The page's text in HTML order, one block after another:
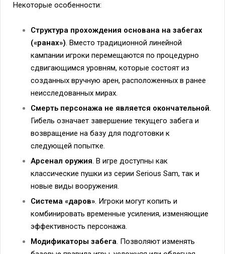
Некоторые особенности:
Структура прохождения основана на забегах
(«ранах»). Вместо традиционной линейной
кампании игроки перемещаются по процедурно
сдвигающимся уровням, которые состоят из
созданных вручную арен, расположенных в ранее
неисследованных мирах.
Смерть персонажа не является окончательной.
Гибель означает завершение текущего забега и
возвращение на базу для подготовки к
следующей попытке.
Арсенал оружия. В игре доступны как
классические пушки из серии Serious Sam, так и
новые виды вооружения.
Система «даров». Игроки могут копить и
комбинировать временные усиления, изменяющие
эффективность персонажа.
Модификаторы забега. Позволяют изменять